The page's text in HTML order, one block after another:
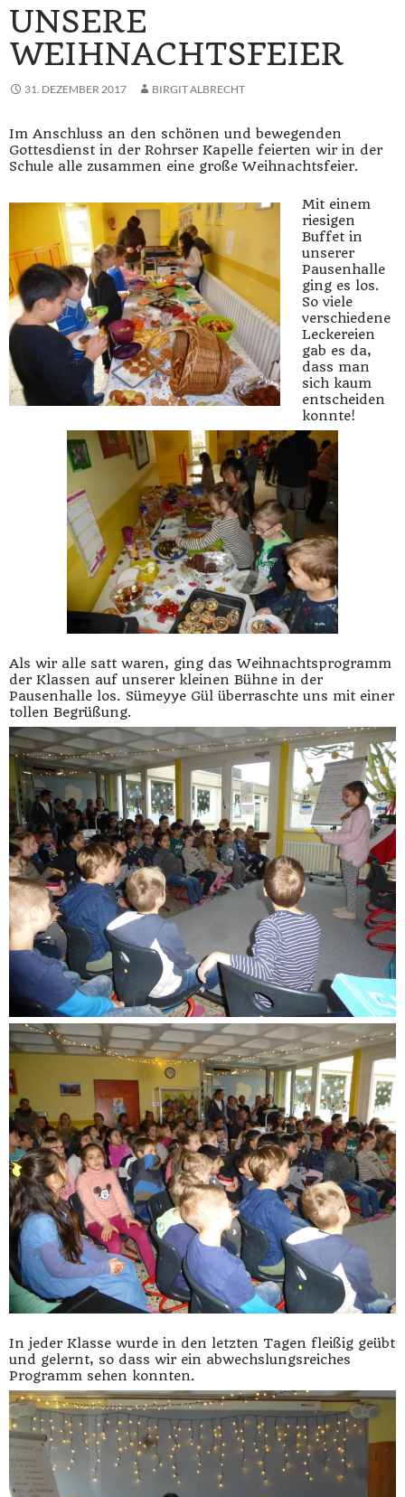
UNSERE
WEIHNACHTSFEIER
31. DEZEMBER 2017 BIRGIT ALBRECHT
Im Anschluss an den schönen und bewegenden
Gottesdienst in der Rohrser Kapelle feierten wir in der
Schule alle zusammen eine große Weihnachtsfeier.
Mit einem
riesigen
Buffet in
unserer
Pausenhalle
ging es los.
So viele
verschiedene
Leckereien
gab es da,
dass man
sich kaum
entscheiden
konnte!
Als wir alle satt waren, ging das Weihnachtsprogramm
der Klassen auf unserer kleinen Bühne in der
Pausenhalle los. Sümeyye Gül überraschte uns mit einer
tollen Begrüßung.
In jeder Klasse wurde in den letzten Tagen fleißig geübt
und gelernt, so dass wir ein abwechslungsreiches
Programm sehen konnten.